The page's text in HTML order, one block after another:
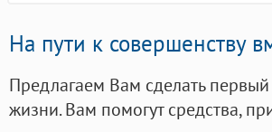
На пути к совершенству
Предлагаем Вам сделать
жизни. Вам помогут средства,